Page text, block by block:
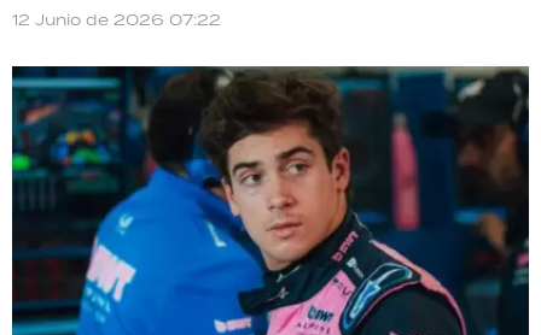
12 Junio de 2026 07:22
TECNOLOGÍA
RECETAS
PALABRAS
HORÓSCOPO
Seguinos